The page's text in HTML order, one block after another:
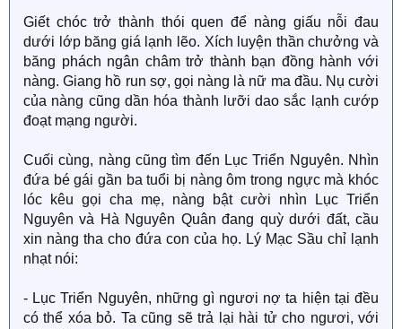
Giết chóc trở thành thói quen để nàng giấu nỗi đau
dưới lớp băng giá lạnh lẽo. Xích luyện thần chưởng và
băng phách ngân châm trở thành bạn đồng hành với
nàng. Giang hồ run sợ, gọi nàng là nữ ma đầu. Nụ cười
của nàng cũng dần hóa thành lưỡi dao sắc lạnh cướp
đoạt mạng người.
Cuối cùng, nàng cũng tìm đến Lục Triển Nguyên. Nhìn
đứa bé gái gần ba tuổi bị nàng ôm trong ngực mà khóc
lóc kêu gọi cha mẹ, nàng bật cười nhìn Lục Triển
Nguyên và Hà Nguyên Quân đang quỳ dưới đất, cầu
xin nàng tha cho đứa con của họ. Lý Mạc Sầu chỉ lạnh
nhạt nói:
- Lục Triển Nguyên, những gì ngươi nợ ta hiện tại đều
có thể xóa bỏ. Ta cũng sẽ trả lại hài tử cho ngươi, với